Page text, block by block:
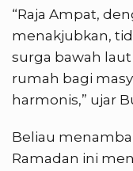
“Raja Ampat,
menakjubkan,
surga bawah
rumah bagi
harmonis,” ujar
Beliau
Ramadan ini